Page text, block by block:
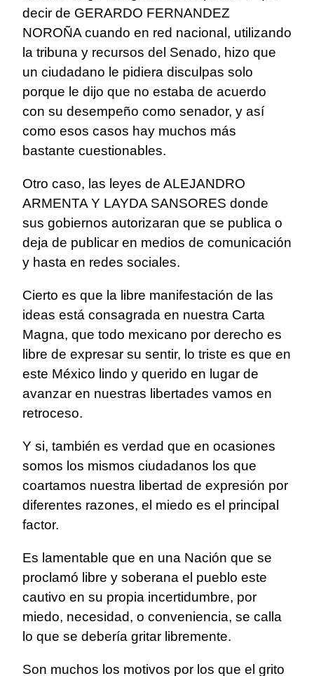
decir de GERARDO FERNANDEZ
NOROÑA cuando en red nacional, utilizando
la tribuna y recursos del Senado, hizo que
un ciudadano le pidiera disculpas solo
porque le dijo que no estaba de acuerdo
con su desempeño como senador, y así
como esos casos hay muchos más
bastante cuestionables.
Otro caso, las leyes de ALEJANDRO
ARMENTA Y LAYDA SANSORES donde
sus gobiernos autorizaran que se publica o
deja de publicar en medios de comunicación
y hasta en redes sociales.
Cierto es que la libre manifestación de las
ideas está consagrada en nuestra Carta
Magna, que todo mexicano por derecho es
libre de expresar su sentir, lo triste es que en
este México lindo y querido en lugar de
avanzar en nuestras libertades vamos en
retroceso.
Y si, también es verdad que en ocasiones
somos los mismos ciudadanos los que
coartamos nuestra libertad de expresión por
diferentes razones, el miedo es el principal
factor.
Es lamentable que en una Nación que se
proclamó libre y soberana el pueblo este
cautivo en su propia incertidumbre, por
miedo, necesidad, o conveniencia, se calla
lo que se debería gritar libremente.
Son muchos los motivos por los que el grito